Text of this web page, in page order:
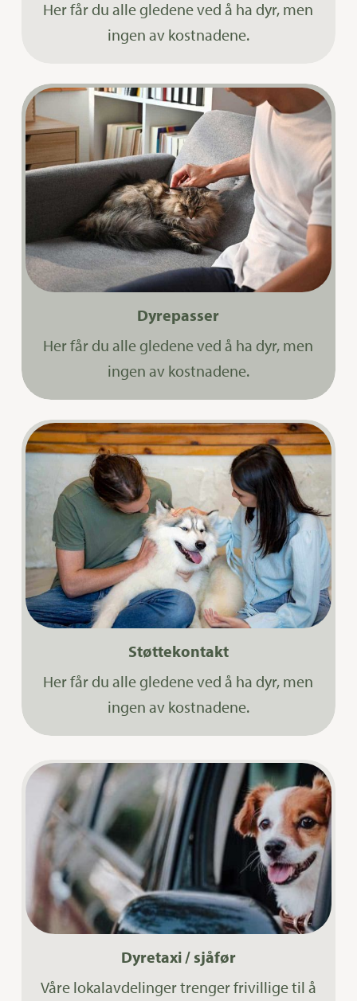
Her får du alle gledene ved å ha dyr, men
ingen av kostnadene.
Dyrepasser
Her får du alle gledene ved å ha dyr, men
ingen av kostnadene.
Støttekontakt
Her får du alle gledene ved å ha dyr, men
ingen av kostnadene.
Dyretaxi / sjåfør
Våre lokalavdelinger trenger frivillige til å